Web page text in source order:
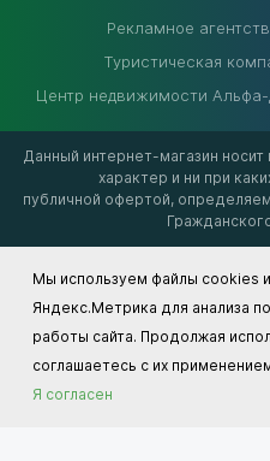
Рекламное
Туристическая
Центр недвижимости
Данный интернет-магазин
характер и ни при
публичной офертой,
Мы используем файлы cookies
Яндекс.Метрика для анализа
работы сайта. Продолжая
соглашаетесь с их
Я согласен